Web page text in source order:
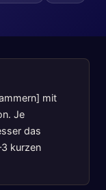
mit
Je
das
kurzen